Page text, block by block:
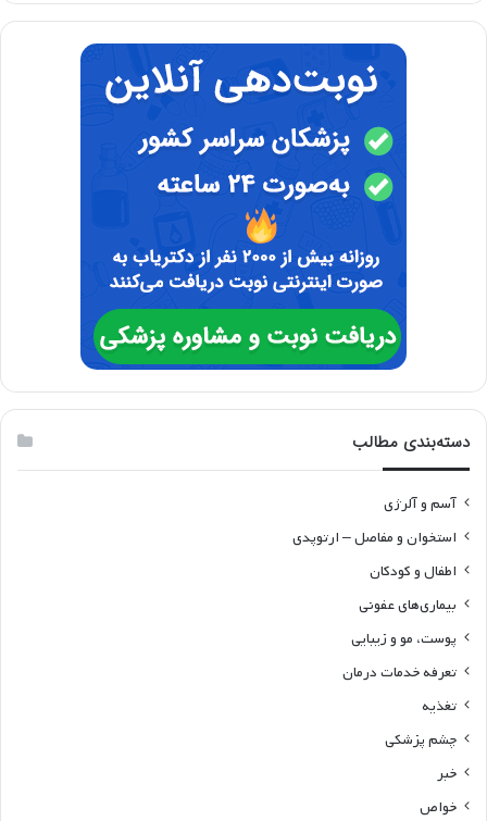
دسته‌بندی مطالب
آسم و آلرژی
استخوان و مفاصل – ارتوپدی
اطفال و کودکان
بیماری‌های عفونی
پوست، مو و زیبایی
تعرفه خدمات درمان
تغذیه
چشم پزشکی
خبر
خواص